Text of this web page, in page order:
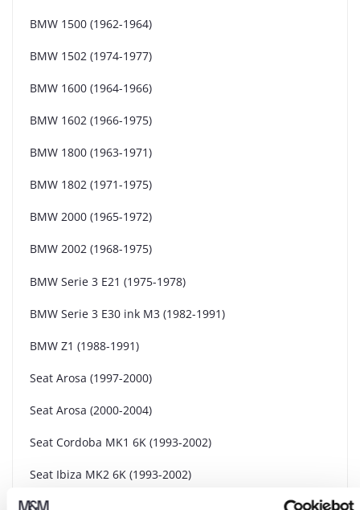
BMW 1500 (1962-1964)
BMW 1502 (1974-1977)
BMW 1600 (1964-1966)
BMW 1602 (1966-1975)
BMW 1800 (1963-1971)
BMW 1802 (1971-1975)
BMW 2000 (1965-1972)
BMW 2002 (1968-1975)
BMW Serie 3 E21 (1975-1978)
BMW Serie 3 E30 ink M3 (1982-1991)
BMW Z1 (1988-1991)
Seat Arosa (1997-2000)
Seat Arosa (2000-2004)
Seat Cordoba MK1 6K (1993-2002)
Seat Ibiza MK2 6K (1993-2002)
Seat Toledo MK1 1L (1992-1999)